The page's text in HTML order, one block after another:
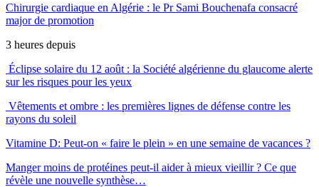
Chirurgie cardiaque en Algérie : le Pr Sami Bouchenafa consacré
major de promotion
3 heures depuis
Éclipse solaire du 12 août : la Société algérienne du glaucome alerte
sur les risques pour les yeux
Vêtements et ombre : les premières lignes de défense contre les
rayons du soleil
Vitamine D: Peut-on « faire le plein » en une semaine de vacances ?
Manger moins de protéines peut-il aider à mieux vieillir ? Ce que
révèle une nouvelle synthèse…